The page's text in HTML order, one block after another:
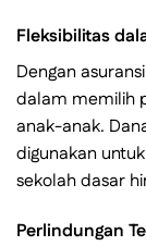
Fleksibilitas
Dengan
dalam memilih
anak-anak.
digunakan
sekolah dasar
Perlindungan